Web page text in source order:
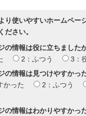
り使いやすいホームペー
ださい。
の情報は役に立ちました
2：ふつう
3：
の情報は見つけやすかっ
かった
2：ふつう
の情報はわかりやすかっ